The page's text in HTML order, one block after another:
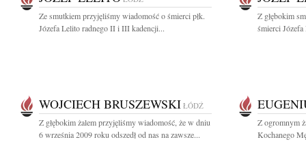
Ze smutkiem przyjęliśmy wiadomość o śmierci płk.
Józefa Lelito radnego II i III kadencji...
Z głębokim
śmierci
WOJCIECH BRUSZEWSKI ŁÓDŹ
Z głębokim żalem przyjęliśmy wiadomość, że w dniu
6 września 2009 roku odszedł od nas na zawsze...
Z ogromnym
Kochanego